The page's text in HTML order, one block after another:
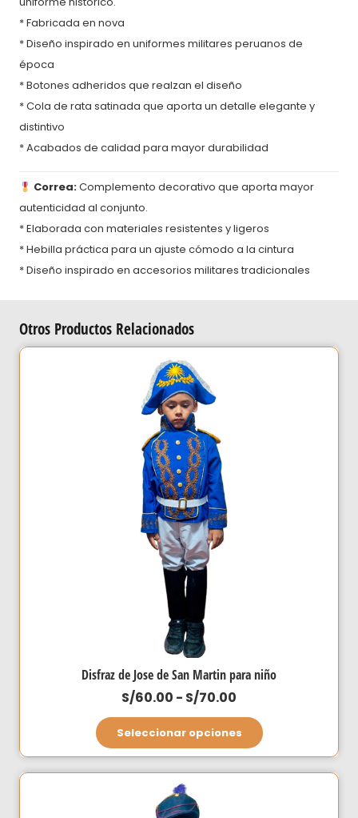
* Fabricada en nova
* Diseño inspirado en uniformes militares peruanos de
época
* Botones adheridos que realzan el diseño
* Cola de rata satinada que aporta un detalle elegante y
distintivo
* Acabados de calidad para mayor durabilidad
Correa:Complemento decorativo que aporta mayor
autenticidad al conjunto.
* Elaborada con materiales resistentes y ligeros
* Hebilla práctica para un ajuste cómodo a la cintura
* Diseño inspirado en accesorios militares tradicionales
Otros Productos Relacionados
Disfraz de Jose de San Martin para niño
S/60.00 - S/70.00
de
precios:
desde
Seleccionar opciones
Este